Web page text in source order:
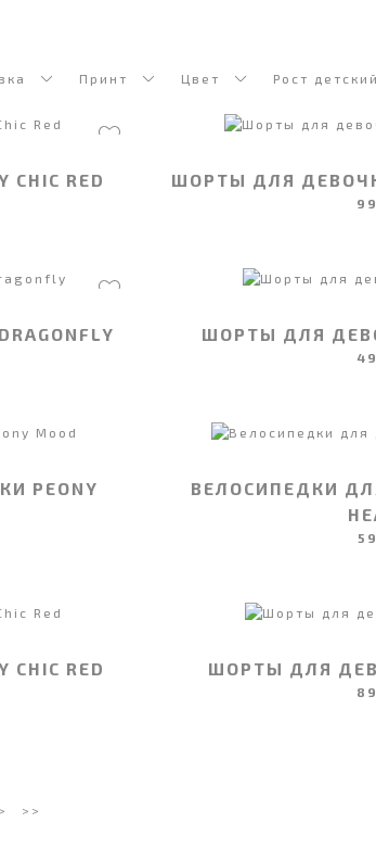
Принт Цвет Рост детский
RED ШОРТЫ ДЛЯ
ШОРТЫ ДЛЯ
PEONY
ВЕЛОСИПЕДКИ
RED ШОРТЫ ДЛЯ
> >>